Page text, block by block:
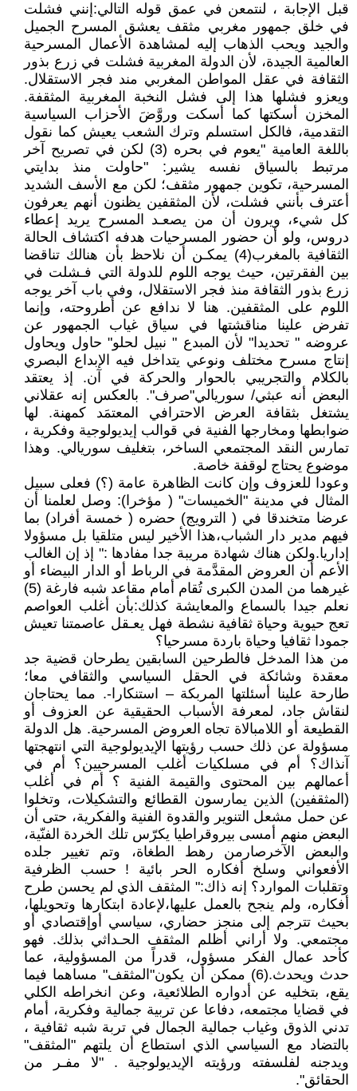
قبل الإجابة ، لنتمعن في عمق قوله التالي:إنني فشلت
في خلق جمهور مغربي مثقف يعشق المسرح الجميل
والجيد ويحب الذهاب إليه لمشاهدة الأعمال المسرحية
العالمية الجيدة، لأن الدولة المغربية فشلت في زرع بذور
الثقافة في عقل المواطن المغربي مند فجر الاستقلال.
ويعزو فشلها هذا إلى فشل النخبة المغربية المثقفة.
المخزن أسكتها كما أسكت وروَّضَ الأحزاب السياسية
التقدمية، فالكل استسلم وترك الشعب يعيش كما نقول
باللغة العامية "يعوم في بحره (3) لكن في تصريح آخر
مرتبط بالسياق نفسه يشير: "حاولت منذ بدايتي
المسرحية، تكوين جمهور مثقف؛ لكن مع الأسف الشديد
أعترف بأنني فشلت، لأن المثقفين يظنون أنهم يعرفون
كل شيء، ويرون أن من يصعـد المسرح يريد إعطاء
دروس، ولو أن حضور المسرحيات هدفه اكتشاف الحالة
الثقافية بالمغرب(4) يمكـن أن نلاحظ بأن هنالك تناقضا
بين الفقرتين، حيث يوجه اللوم للدولة التي فـشلت في
زرع بذور الثقافة منذ فجر الاستقلال، وفي باب آخر يوجه
اللوم على المثقفين. هنا لا ندافع عن أطروحته، وإنما
تفرض علينا مناقشتها في سياق غياب الجمهور عن
عروضه " تحديدا" لأن المبدع " نبيل لحلو" حاول ويحاول
إنتاج مسرح مختلف ونوعي يتداخل فيه الإبداع البصري
بالكلام والتجريبي بالحوار والحركة في آن. إذ يعتقد
البعض أنه عبثي/ سوريالي"صرف". بالعكس إنه عقلاني
يشتغل بثقافة العرض الاحترافي المعتمَد كمهنة. لها
ضوابطها ومخارجها الفنية في قوالب إيديولوجية وفكرية ،
تمارس النقد المجتمعي الساخر، بتغليف سوريالي. وهذا
موضوع يحتاج لوقفة خاصة.
وعودا للعزوف وإن كانت الظاهرة عامة (؟) فعلى سبيل
المثال في مدينة "الخميسات" ( مؤخرا): وصل لعلمنا أن
عرضا متخندقا في ( الترويج) حضره ( خمسة أفراد) بما
فيهم مدير دار الشباب،هذا الأخير ليس متلقيا بل مسؤولا
إداريا.ولكن هناك شهادة مريبة جدا مفادها :" إذ إن الغالب
الأعم أن العروض المقدَّمة في الرباط أو الدار البيضاء أو
غيرهما من المدن الكبرى تُقام أمام مقاعد شبه فارغة (5)
نعلم جيدا بالسماع والمعايشة كذلك:بأن أغلب العواصم
تعج حيوية وحياة ثقافية نشطة فهل يعـقل عاصمتنا تعيش
جمودا ثقافيا وحياة باردة مسرحيا؟
من هذا المدخل فالطرحين السابقين يطرحان قضية جد
معقدة وشائكة في الحقل السياسي والثقافي معا؛
طارحة علينا أسئلتها المربكة – استنكارا-. مما يحتاجان
لنقاش جاد، لمعرفة الأسباب الحقيقية عن العزوف أو
القطيعة أو اللامبالاة تجاه العروض المسرحية. هل الدولة
مسؤولة عن ذلك حسب رؤيتها الإيديولوجية التي انتهجتها
آنذاك؟ أم في مسلكيات أغلب المسرحيين؟ أم في
أعمالهم بين المحتوى والقيمة الفنية ؟ أم في أغلب
(المثقفين) الذين يمارسون القطائع والتشكيلات، وتخلوا
عن حمل مشعل التنوير والقدوة الفنية والفكرية، حتى أن
البعض منهم أمسى بيروقراطيا يكرّس تلك الخردة الفنّية،
والبعض الآخرصارمن رهط الطغاة، وتم تغيير جلده
الأفعواني وسلخ أفكاره الحر بائية ! حسب الظرفية
وتقلبات الموارد؟ إنه ذاك:" المثقف الذي لم يحسن طرح
أفكاره، ولم ينجح بالعمل عليها،لإعادة ابتكارها وتحويلها،
بحيث تترجم إلى منجز حضاري، سياسي أوإقتصادي أو
مجتمعي. ولا أراني أظلم المثقف الحـداثي بذلك. فهو
كأحد عمال الفكر مسؤول، قدراً من المسؤولية، عما
حدث ويحدث.(6) ممكن أن يكون"المثقف" مساهما فيما
يقع، بتخليه عن أدواره الطلائعية، وعن انخراطه الكلي
في قضايا مجتمعه، دفاعا عن تربية جمالية وفكرية، أمام
تدني الذوق وغياب جمالية الجمال في تربة شبه ثقافية ،
بالتضاد مع السياسي الذي استطاع أن يلتهم "المثقف"
ويدجنه لفلسفته ورؤيته الإيديولوجية . "لا مفـر من
الحقائق".